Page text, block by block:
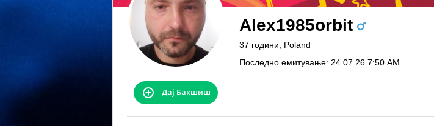
Alex1985orbit
37 години, Poland
Последно емитување: 24.07.26 7:50 AM
Дај Бакшиш